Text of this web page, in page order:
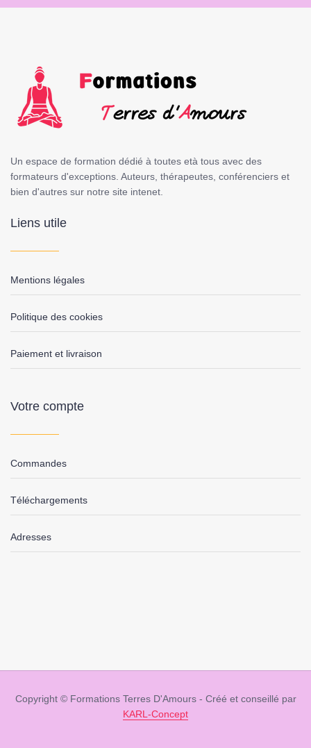
Un espace de formation dédié à toutes età tous avec des
formateurs d'exceptions. Auteurs, thérapeutes, conférenciers et
bien d'autres sur notre site intenet.
Liens utile
Mentions légales
Politique des cookies
Paiement et livraison
Votre compte
Commandes
Téléchargements
Adresses
Copyright © Formations Terres D'Amours - Créé et conseillé par
KARL-Concept